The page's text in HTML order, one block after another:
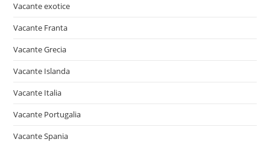
Vacante exotice
Vacante Franta
Vacante Grecia
Vacante Islanda
Vacante Italia
Vacante Portugalia
Vacante Spania